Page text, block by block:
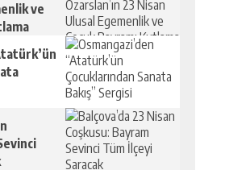
ve